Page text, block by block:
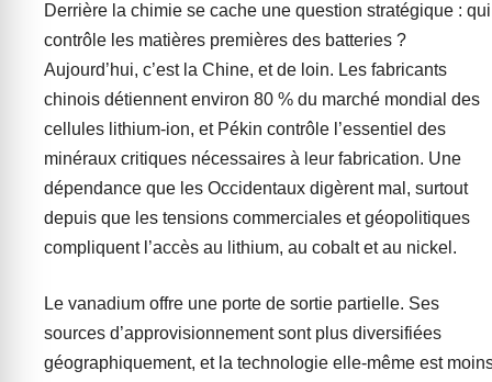
Derrière la chimie se cache une question stratégique : qui
contrôle les matières premières des batteries ?
Aujourd’hui, c’est la Chine, et de loin. Les fabricants
chinois détiennent environ 80 % du marché mondial des
cellules lithium-ion, et Pékin contrôle l’essentiel des
minéraux critiques nécessaires à leur fabrication. Une
dépendance que les Occidentaux digèrent mal, surtout
depuis que les tensions commerciales et géopolitiques
compliquent l’accès au lithium, au cobalt et au nickel.
Le vanadium offre une porte de sortie partielle. Ses
sources d’approvisionnement sont plus diversifiées
géographiquement, et la technologie elle-même est